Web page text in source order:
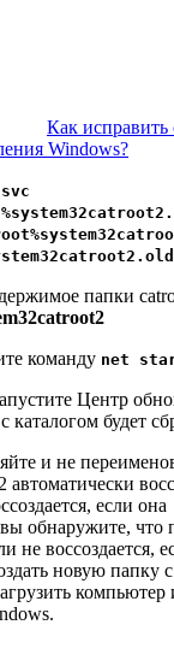
Как
Windows?
папки
команду net
Центр
каталогом будет
и не
если она
обнаружите, что
не воссоздается,
новую папку
компьютер